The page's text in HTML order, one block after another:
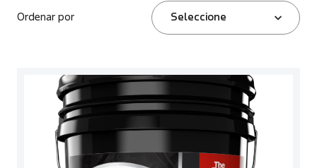
Ordenar por Seleccione